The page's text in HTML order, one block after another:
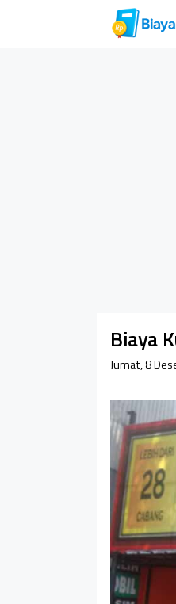
Biaya
Jumat, 8